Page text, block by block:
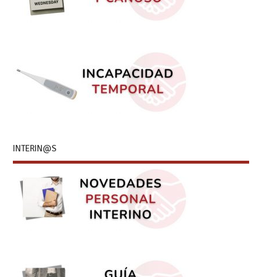
INTERIN@S